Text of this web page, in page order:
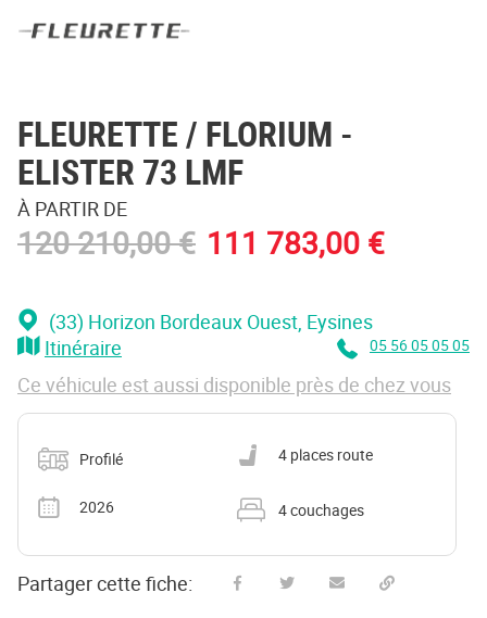
FLEURETTE / FLORIUM -
ELISTER 73 LMF
À PARTIR DE
120 210,00 € 111 783,00 €
(33) Horizon Bordeaux Ouest , Eysines
Itinéraire
05 56 05 05 05
Ce véhicule est aussi disponible près de chez vous
Catégorie
Profilé
Nombre de places carte grise
4 places route
Année
2026
Nombre de couchages
4 couchages
Partager cette fiche: